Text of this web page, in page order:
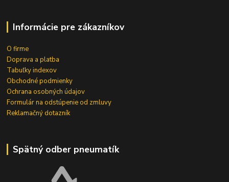
Informácie pre zákazníkov
O firme
Doprava a platba
Tabuľky indexov
Obchodné podmienky
Ochrana osobných údajov
Formulár na odstúpenie od zmluvy
Reklamačný dotazník
Spätný odber pneumatík